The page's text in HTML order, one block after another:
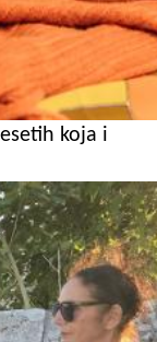
koja i